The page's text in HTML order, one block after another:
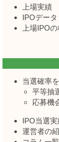
上場実績
IPOデータ
上場IPO
当選確率
平等抽
応募機
IPO当選実
運営者の